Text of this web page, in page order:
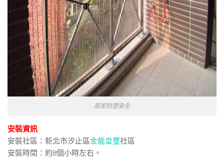
居家防墜安全
安裝資訊
安裝社區：新北市汐止區金龍皇璽社區
安裝時間：約8個小時左右。